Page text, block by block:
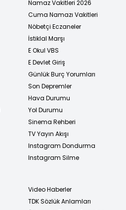
Namaz Vakitleri 2026
Cuma Namazı Vakitleri
Nöbetçi Eczaneler
İstiklal Marşı
E Okul VBS
E Devlet Giriş
Günlük Burç Yorumları
Son Depremler
Hava Durumu
Yol Durumu
Sinema Rehberi
TV Yayın Akışı
Instagram Dondurma
Instagram Silme
Video Haberler
TDK Sözlük Anlamları